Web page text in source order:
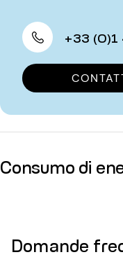
+33 (0)1
Consumo di
Domande